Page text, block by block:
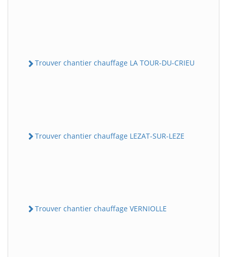
Trouver chantier chauffage LA TOUR-DU-CRIEU
Trouver chantier chauffage LEZAT-SUR-LEZE
Trouver chantier chauffage VERNIOLLE